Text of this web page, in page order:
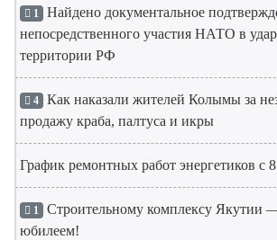
1 Найдено документальное
непосредственного участия НАТО в
территории РФ
4 Как наказали жителей Колымы за
продажу краба, палтуса и икры
График ремонтных работ энергетиков с
1 Строительному комплексу Якутии
юбилеем!